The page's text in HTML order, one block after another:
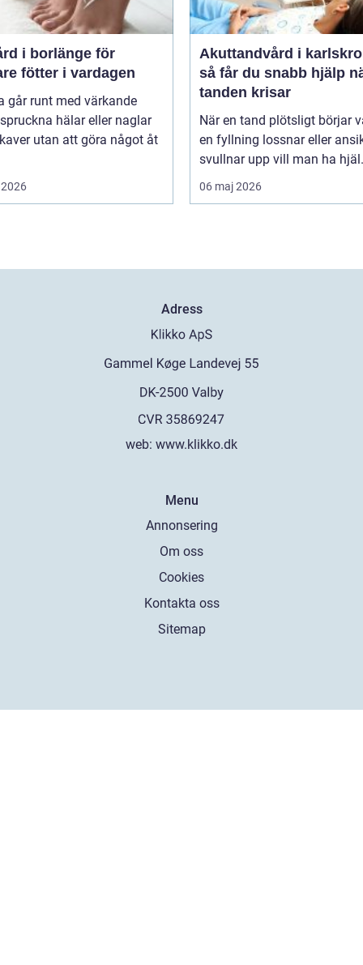
i borlänge för
fötter i vardagen
går runt med värkande
hälar eller naglar
utan att göra något åt
Akuttandvård i
så får du snabb hjälp
tanden krisar
När en tand plötsligt börjar
en fyllning lossnar eller
svullnar upp vill man ha
06 maj 2026
Adress
web: www.klikko.dk
Menu
Annonsering
Om oss
Cookies
Kontakta oss
Sitemap